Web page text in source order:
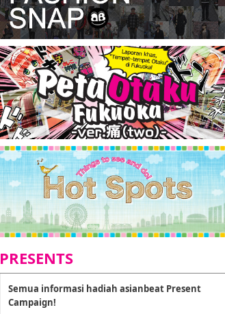
PRESENTS
Semua informasi hadiah asianbeat Present
Campaign!